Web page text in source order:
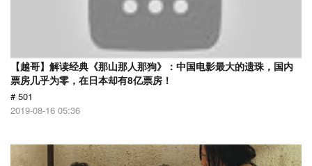
【越哥】解读经典《那山那人那狗》：中国电影最大的遗珠，国内
票房几乎为零，在日本却有8亿票房！
# 501
2019-08-16 05:36